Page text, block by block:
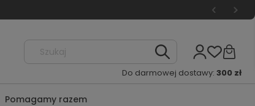
Do darmowej dostawy: 300 zł
Pomagamy razem